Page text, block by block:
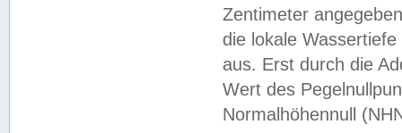
Zentimeter
die lokale
aus. Erst durch die
Wert des
Normalhöhennull